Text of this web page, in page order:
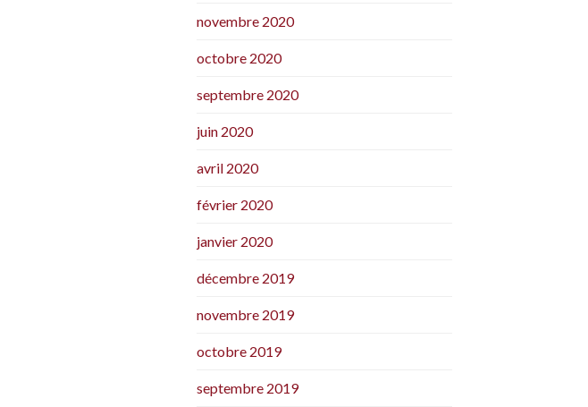
novembre 2020
octobre 2020
septembre 2020
juin 2020
avril 2020
février 2020
janvier 2020
décembre 2019
novembre 2019
octobre 2019
septembre 2019